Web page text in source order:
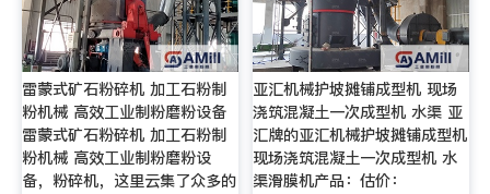
雷蒙式矿石粉碎机 加工石粉制
粉机械 高效工业制粉磨粉设备
雷蒙式矿石粉碎机 加工石粉制
粉机械 高效工业制粉磨粉设
备，粉碎机，这里云集了众多的
亚汇机械护坡摊铺成型机 现场
浇筑混凝土一次成型机 水渠 亚
汇牌的亚汇机械护坡摊铺成型机
现场浇筑混凝土一次成型机 水
渠滑膜机产品：估价：